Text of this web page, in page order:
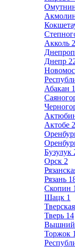
Акколь 2
Днепр
Абакан
Актобе
Бузулук
Орск 2
Рязань
Скопин 1
Шацк 1
Тверь 14
Вышний
Торжок 1